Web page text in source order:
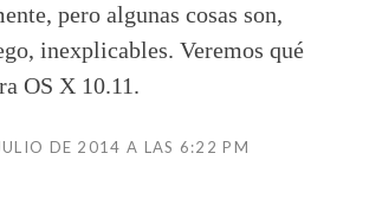
pero algunas cosas son,
inexplicables. Veremos qué
OS X 10.11.
DE 2014 A LAS 6:22 PM